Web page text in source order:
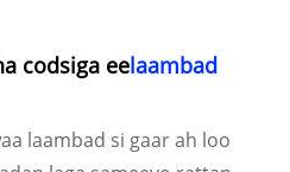
codsiga eelaambad
laambad si gaar ah loo